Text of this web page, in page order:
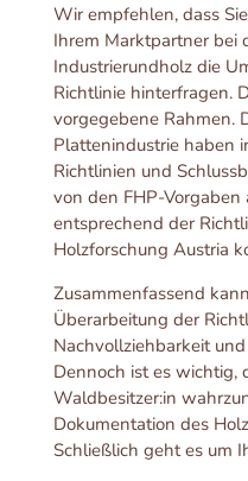
Wir empfehlen, dass
Ihrem Marktpartner bei
Industrierundholz die
Richtlinie hinterfragen.
vorgegebene Rahmen.
Plattenindustrie haben
Richtlinien und
von den FHP-
entsprechend der
Holzforschung Austria
Zusammenfassend
Überarbeitung der
Nachvollziehbarkeit
Dennoch ist es wichtig,
Waldbesitzer:in
Dokumentation des
Schließlich geht es um